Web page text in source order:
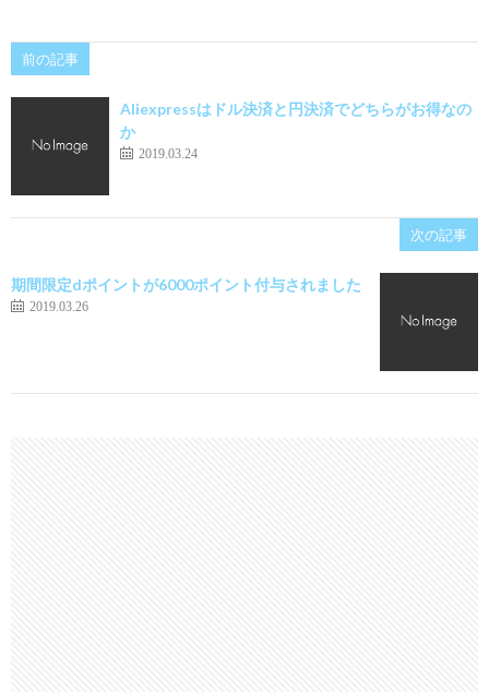
前の記事
Aliexpressはドル決済と円決済でどちらがお得なの
か
2019.03.24
次の記事
期間限定dポイントが6000ポイント付与されました
2019.03.26